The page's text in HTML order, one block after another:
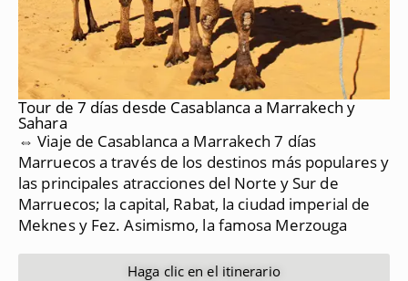
Tour de 7 días desde Casablanca a Marrakech y
Sahara
⇔ Viaje de Casablanca a Marrakech 7 días
Marruecos a través de los destinos más populares y
las principales atracciones del Norte y Sur de
Marruecos; la capital, Rabat, la ciudad imperial de
Meknes y Fez. Asimismo, la famosa Merzouga
Haga clic en el itinerario